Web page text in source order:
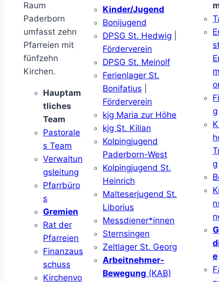
Raum
Paderborn
umfasst zehn
Pfarreien mit
fünfzehn
Kirchen.
Hauptam
tliches
Team
Pastorale
s Team
Verwaltun
gsleitung
Pfarrbüro
s
Gremien
Rat der
Pfarreien
Finanzaus
schuss
Kirchenvo
Kinder/Jugend
Bonijugend
DPSG St. Hedwig
Förderverein
DPSG St. Meinolf
Ferienlager St.
Bonifatius
Förderverein
kjg Maria zur Höhe
kjg St. Kilian
Kolpingjugend
Paderborn-West
Kolpingjugend St.
Heinrich
Malteserjugend St.
Liborius
Messdiener*innen
Sternsingen
Zeltlager St. Georg
Arbeitnehmer-
Bewegung (KAB)
g
g
e